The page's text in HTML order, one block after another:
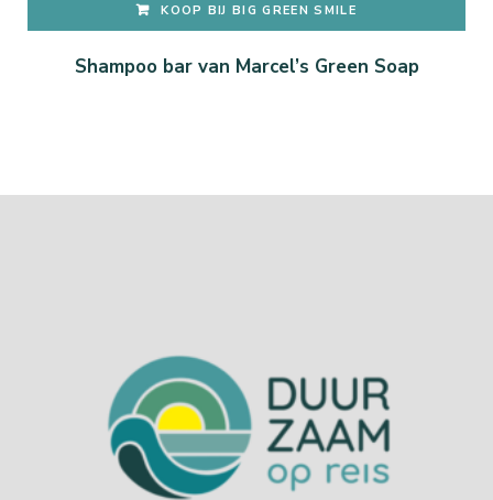
KOOP BIJ BIG GREEN SMILE
Shampoo bar van Marcel’s Green Soap